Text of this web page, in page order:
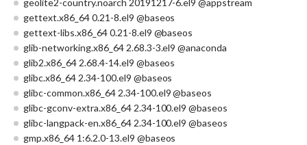
geolite2-country.noarch 20191217-6.el9 @appstream
gettext.x86_64 0.21-8.el9 @baseos
gettext-libs.x86_64 0.21-8.el9 @baseos
glib-networking.x86_64 2.68.3-3.el9 @anaconda
glib2.x86_64 2.68.4-14.el9 @baseos
glibc.x86_64 2.34-100.el9 @baseos
glibc-common.x86_64 2.34-100.el9 @baseos
glibc-gconv-extra.x86_64 2.34-100.el9 @baseos
glibc-langpack-en.x86_64 2.34-100.el9 @baseos
gmp.x86_64 1:6.2.0-13.el9 @baseos